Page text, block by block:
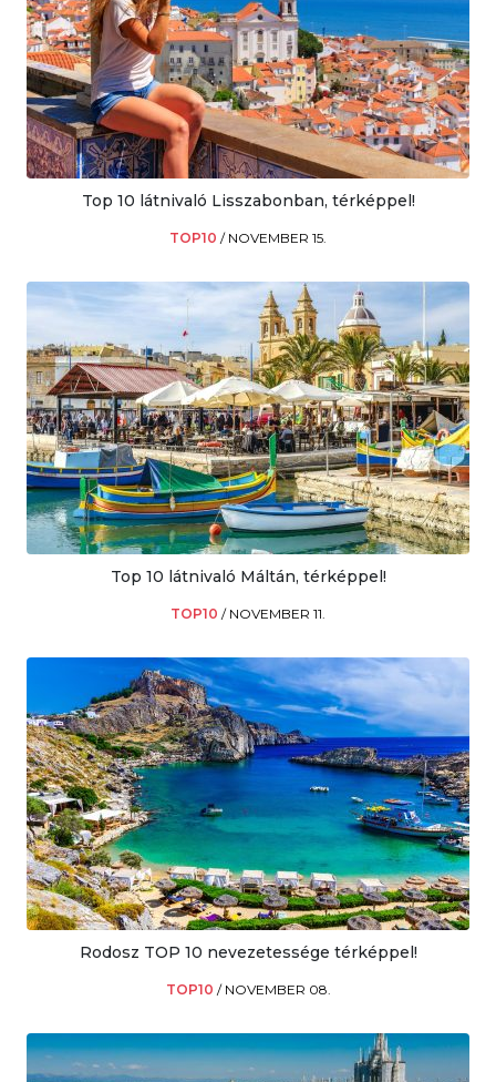
Top 10 látnivaló Lisszabonban, térképpel!
TOP10 / NOVEMBER 15.
Top 10 látnivaló Máltán, térképpel!
TOP10 / NOVEMBER 11.
Rodosz TOP 10 nevezetessége térképpel!
TOP10 / NOVEMBER 08.